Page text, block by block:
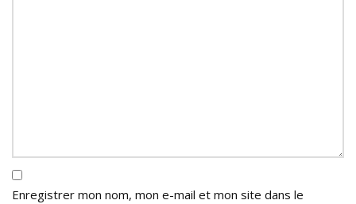
Enregistrer mon nom, mon e-mail et mon site dans le